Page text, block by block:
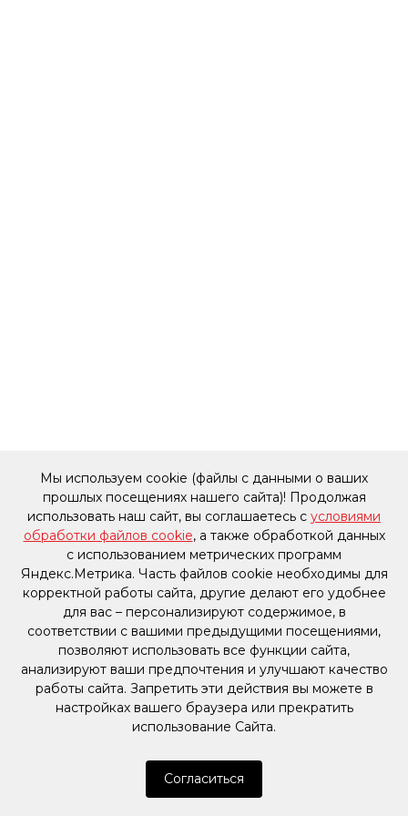
Мы используем cookie (файлы с данными о ваших
прошлых посещениях нашего сайта)! Продолжая
использовать наш сайт, вы соглашаетесь с условиями
обработки файлов cookie, а также обработкой данных
с использованием метрических программ
Яндекс.Метрика. Часть файлов cookie необходимы для
корректной работы сайта, другие делают его удобнее
для вас – персонализируют содержимое, в
соответствии с вашими предыдущими посещениями,
позволяют использовать все функции сайта,
анализируют ваши предпочтения и улучшают качество
работы сайта. Запретить эти действия вы можете в
настройках вашего браузера или прекратить
использование Сайта.
Согласиться